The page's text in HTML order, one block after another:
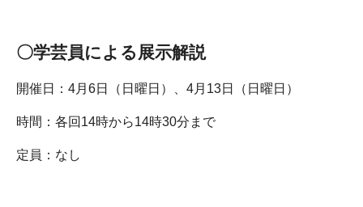
〇学芸員による展示解説
開催日：4月6日（日曜日）、4月13日（日曜日）
時間：各回14時から14時30分まで
定員：なし